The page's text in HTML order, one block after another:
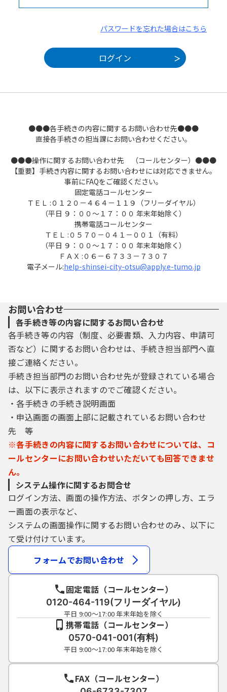
パスワードを忘れた場合はこちら
●●●各手続きの内容に関するお問い合わせ先●●●
直接各手続きの担当課にお問い合わせください。
●●●操作に関するお問い合わせ先 （コールセンター）●●●
【重要】手続き内容に関するお問い合わせには対応できません。
事前にFAQをご確認ください。
固定電話コールセンター
ＴＥＬ :０１２０－４６４－１１９（フリーダイヤル）
（平日 ９：００～１７：００ 年末年始除く）
携帯電話コールセンター
ＴＥＬ :０５７０－０４１－００１（有料）
（平日 ９：００～１７：００ 年末年始除く）
ＦＡＸ :０６－６７３３－７３０７
電子メール:help-shinsei-city-otsu@apply.e-tumo.jp
お問い合わせ
各手続き等の内容に関するお問い合わせ
各手続き等の内容（制度、必要書類、入力内容、申請可
否など）に関するお問い合わせは、手続き担当部門へ直
接ご連絡ください。
手続き担当部門のお問い合わせ先が登録されている場合
は、以下に表示されますのでご確認ください。
・各手続きの手続き説明画面
・申込画面の画面上部に記載されているお問い合わせ
先 等
※各手続きの内容に関するお問い合わせについては、コ
ールセンターにお問い合わせいただいても回答できませ
ん。
システム操作に関するお問合せ
ログイン方法、画面の操作方法、ボタンの押し方、エラ
ー画面の表示など、
システムの画面操作に関するお問い合わせのみ、以下に
て受け付けています。
フォームでお問い合わせ
固定電話（コールセンター）
0120-464-119(フリーダイヤル)
平日 9:00～17:00 年末年始を除く
携帯電話（コールセンター）
0570-041-001(有料)
平日 9:00～17:00 年末年始を除く
FAX（コールセンター）